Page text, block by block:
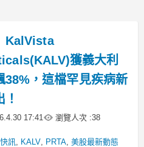
KalVista
獲義大利
38%，這檔罕見疾病新
17:41 瀏覽人次 :38
訊, KALV, PRTA, 美股最新動態